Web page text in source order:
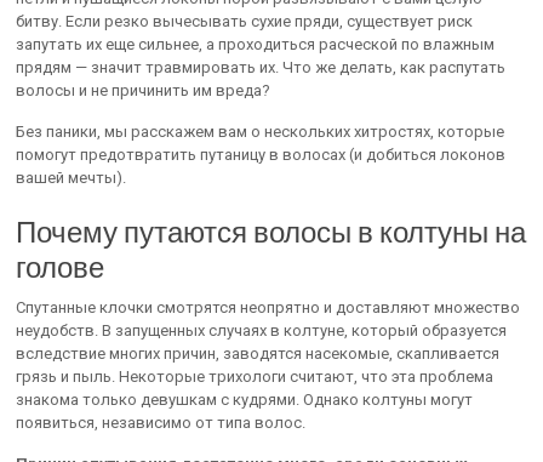
битву. Если резко вычесывать сухие пряди, существует риск
запутать их еще сильнее, а проходиться расческой по влажным
прядям — значит травмировать их. Что же делать, как распутать
волосы и не причинить им вреда?
Без паники, мы расскажем вам о нескольких хитростях, которые
помогут предотвратить путаницу в волосах (и добиться локонов
вашей мечты).
Почему путаются волосы в колтуны на
голове
Спутанные клочки смотрятся неопрятно и доставляют множество
неудобств. В запущенных случаях в колтуне, который образуется
вследствие многих причин, заводятся насекомые, скапливается
грязь и пыль. Некоторые трихологи считают, что эта проблема
знакома только девушкам с кудрями. Однако колтуны могут
появиться, независимо от типа волос.